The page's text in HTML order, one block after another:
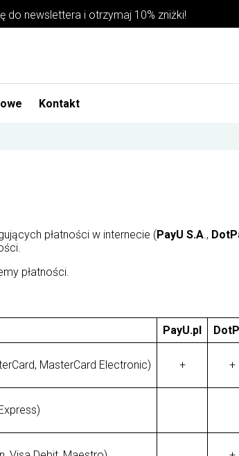
do newslettera i otrzymaj 10% zniżki!
Kontakt
płatności w internecie (PayU S.A.,
płatności.
PayU.pl
MasterCard Electronic) + +